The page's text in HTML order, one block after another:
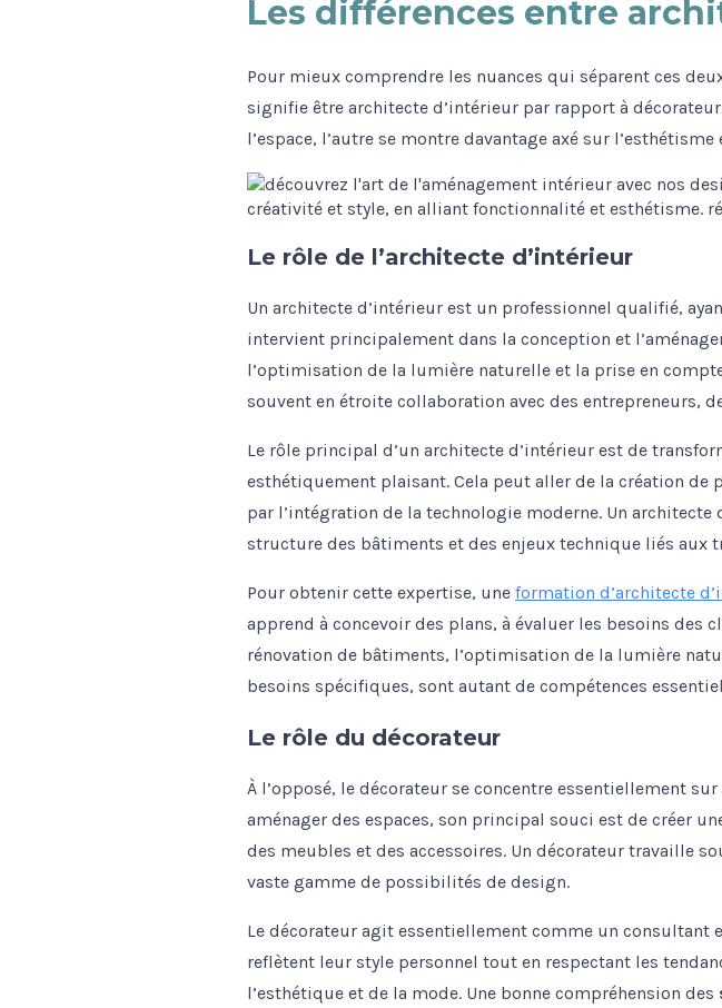
Les différences entre
Pour mieux comprendre les nuances qui séparent ces
signifie être architecte d’intérieur par rapport à
l’espace, l’autre se montre davantage axé sur l’esthétisme
Le rôle de l’architecte d’intérieur
Un architecte d’intérieur est un professionnel qualifié,
intervient principalement dans la conception et
l’optimisation de la lumière naturelle et la prise en
souvent en étroite collaboration avec des entrepreneurs,
Le rôle principal d’un architecte d’intérieur est de
esthétiquement plaisant. Cela peut aller de la création de
par l’intégration de la technologie moderne. Un
structure des bâtiments et des enjeux technique liés aux
Pour obtenir cette expertise, une formation d’architecte
apprend à concevoir des plans, à évaluer les besoins des
rénovation de bâtiments, l’optimisation de la lumière
besoins spécifiques, sont autant de compétences
Le rôle du décorateur
À l’opposé, le décorateur se concentre essentiellement
aménager des espaces, son principal souci est de créer
des meubles et des accessoires. Un décorateur travaille
vaste gamme de possibilités de design.
Le décorateur agit essentiellement comme un
reflètent leur style personnel tout en respectant les
l’esthétique et de la mode. Une bonne compréhension des